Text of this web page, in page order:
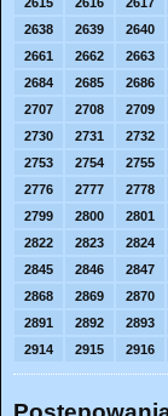
2638
2639 2640
2661
2662 2663
2684
2685 2686
2707
2708 2709
2730
2731 2732
2753
2754 2755
2776
2777 2778
2799
2800 2801
2822
2823 2824
2845
2846 2847
2868
2869 2870
2891
2892 2893
2914
2915 2916